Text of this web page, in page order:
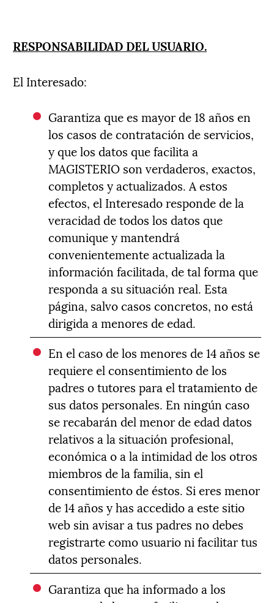
RESPONSABILIDAD DEL USUARIO.
El Interesado:
Garantiza que es mayor de 18 años en
los casos de contratación de servicios,
y que los datos que facilita a
MAGISTERIO son verdaderos, exactos,
completos y actualizados. A estos
efectos, el Interesado responde de la
veracidad de todos los datos que
comunique y mantendrá
convenientemente actualizada la
información facilitada, de tal forma que
responda a su situación real. Esta
página, salvo casos concretos, no está
dirigida a menores de edad.
En el caso de los menores de 14 años se
requiere el consentimiento de los
padres o tutores para el tratamiento de
sus datos personales. En ningún caso
se recabarán del menor de edad datos
relativos a la situación profesional,
económica o a la intimidad de los otros
miembros de la familia, sin el
consentimiento de éstos. Si eres menor
de 14 años y has accedido a este sitio
web sin avisar a tus padres no debes
registrarte como usuario ni facilitar tus
datos personales.
Garantiza que ha informado a los